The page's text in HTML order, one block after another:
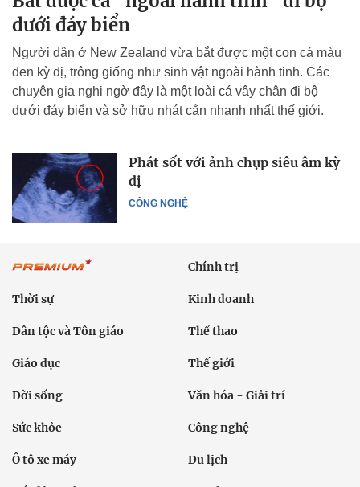
dưới đáy biển
Người dân ở New Zealand vừa bắt được một con cá màu
đen kỳ dị, trông giống như sinh vật ngoài hành tinh. Các
chuyên gia nghi ngờ đây là một loài cá vây chân đi bộ
dưới đáy biển và sở hữu nhát cắn nhanh nhất thế giới.
CÔNG NGHỆ
Phát sốt với ảnh chụp siêu âm kỳ
dị
Chính trị
Thời sự Kinh doanh
Dân tộc và Tôn giáo Thể thao
Giáo dục Thế giới
Đời sống Văn hóa - Giải trí
Sức khỏe Công nghệ
Ô tô xe máy Du lịch